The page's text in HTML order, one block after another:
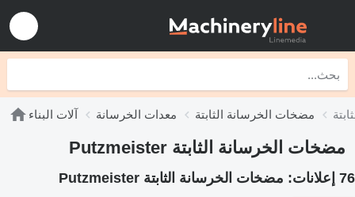
آلات البناء معدات الخرسانة مضخات الخرسانة الثابتة
مضخات الخرسانة الثابتة Putzmeister
76 إعلانات: مضخات الخرسانة الثابتة Putzmeister